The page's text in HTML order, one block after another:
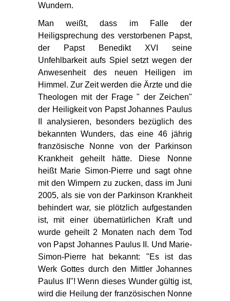
Wundern.
Man weißt, dass im Falle der
Heiligsprechung des verstorbenen Papst,
der Papst Benedikt XVI seine
Unfehlbarkeit aufs Spiel setzt wegen der
Anwesenheit des neuen Heiligen im
Himmel. Zur Zeit werden die Ärzte und die
Theologen mit der Frage " der Zeichen"
der Heiligkeit von Papst Johannes Paulus
II analysieren, besonders bezüglich des
bekannten Wunders, das eine 46 jährig
französische Nonne von der Parkinson
Krankheit geheilt hätte. Diese Nonne
heißt Marie Simon-Pierre und sagt ohne
mit den Wimpern zu zucken, dass im Juni
2005, als sie von der Parkinson Krankheit
behindert war, sie plötzlich aufgestanden
ist, mit einer übernatürlichen Kraft und
wurde geheilt 2 Monaten nach dem Tod
von Papst Johannes Paulus II. Und Marie-
Simon-Pierre hat bekannt: "Es ist das
Werk Gottes durch den Mittler Johannes
Paulus II"! Wenn dieses Wunder gültig ist,
wird die Heilung der französischen Nonne